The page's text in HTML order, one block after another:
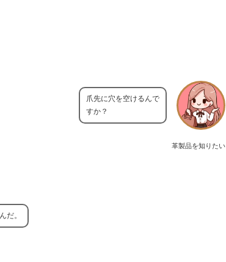
革製品を知りたい
爪先に穴を空けるんで
すか？
だ。